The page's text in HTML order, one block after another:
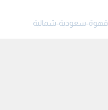
قهوة-سعودية-شمالية